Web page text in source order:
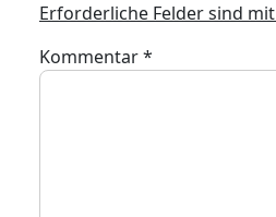
Erforderliche Felder sind mit
Kommentar*